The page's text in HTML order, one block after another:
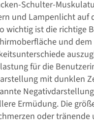
Schulter-
und Lampenlicht auf
wichtig ist die richtige
und
für die
mit dunklen
Ermüdung. Die
oder